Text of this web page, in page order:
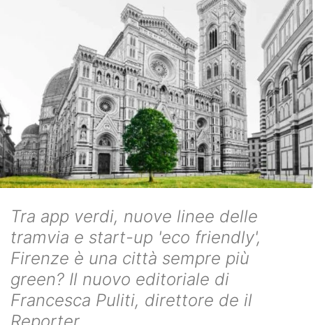
Tra app verdi, nuove linee delle
tramvia e start-up 'eco friendly',
Firenze è una città sempre più
green? Il nuovo editoriale di
Francesca Puliti, direttore de il